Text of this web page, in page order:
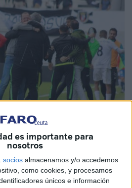
es importante para
nosotros
socios almacenamos y/o accedemos
como cookies, y procesamos
únicos e información
este jueves una